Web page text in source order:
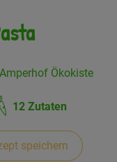
Ökokiste
12 Zutaten
speichern